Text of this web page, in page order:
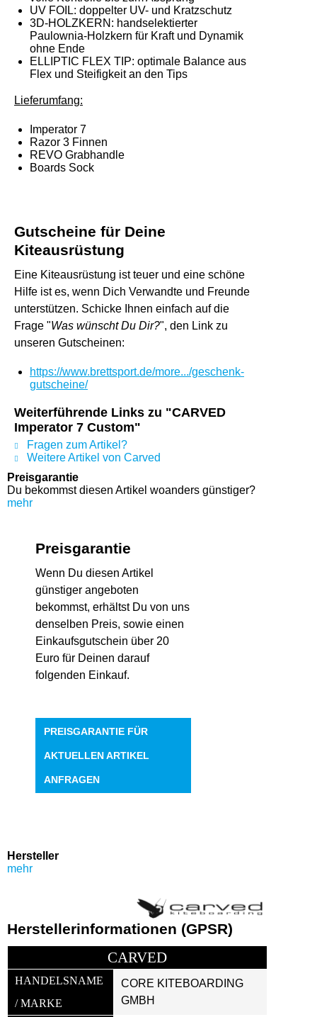
UV FOIL: doppelter UV- und Kratzschutz
3D-HOLZKERN: handselektierter
Paulownia-Holzkern für Kraft und Dynamik
ohne Ende
ELLIPTIC FLEX TIP: optimale Balance aus
Flex und Steifigkeit an den Tips
Lieferumfang:
Imperator 7
Razor 3 Finnen
REVO Grabhandle
Boards Sock
Gutscheine für Deine
Kiteausrüstung
Eine Kiteausrüstung ist teuer und eine schöne
Hilfe ist es, wenn Dich Verwandte und Freunde
unterstützen. Schicke Ihnen einfach auf die
Frage "Was wünscht Du Dir?", den Link zu
unseren Gutscheinen:
https://www.brettsport.de/more.../geschenk-
gutscheine/
Weiterführende Links zu "CARVED
Imperator 7 Custom"
Fragen zum Artikel?
Weitere Artikel von Carved
Preisgarantie
Du bekommst diesen Artikel woanders günstiger?
mehr
Preisgarantie
Wenn Du diesen Artikel
günstiger angeboten
bekommst, erhältst Du von uns
denselben Preis, sowie einen
Einkaufsgutschein über 20
Euro für Deinen darauf
folgenden Einkauf.
PREISGARANTIE FÜR
AKTUELLEN ARTIKEL
ANFRAGEN
Hersteller
mehr
Herstellerinformationen (GPSR)
CARVED
HANDELSNAME
/ MARKE
CORE KITEBOARDING
GMBH